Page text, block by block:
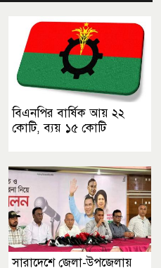
বিএনপির বার্ষিক আয় ২২
কোটি, ব্যয় ১৫ কোটি
সারাদেশে জেলা-উপজেলায়